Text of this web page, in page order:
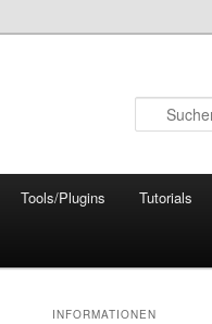
Tools/Plugins Tutorials
INFORMATIONEN